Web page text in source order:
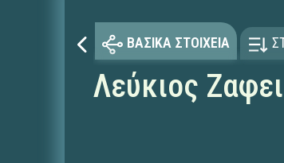
ΒΑΣΙΚΑ ΣΤΟΙΧΕΙΑ
Λεύκιος